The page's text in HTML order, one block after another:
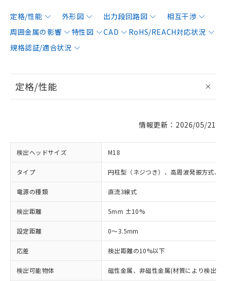
定格/性能 外形図 出力段回路図
相互干渉
周囲金属の影響
特性図 CAD
RoHS/REACH対応状況
規格認証/適合状況
定格/性能
情報更新：2026/05/21
検出ヘッドサイズ M18
タイプ 円柱型（ネジつき）、高周波発振方式、
電源の種類 直流3線式
検出距離 5mm ±10%
設定距離 0～3.5mm
応差 検出距離の10%以下
検出可能物体 磁性金属、非磁性金属(材質により検出距